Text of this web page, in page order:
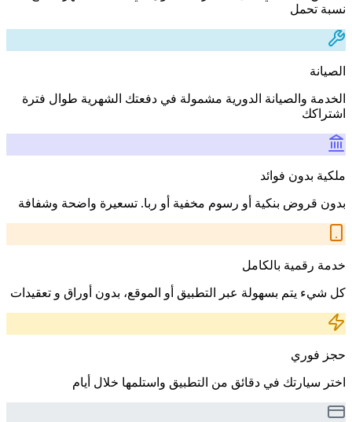
نسبة تحمل
الصيانة
الخدمة والصيانة الدورية مشمولة في دفعتك الشهرية طوال فترة
اشتراكك
ملكية بدون فوائد
بدون قروض بنكية أو رسوم مخفية أو ربا. تسعيرة واضحة وشفافة
خدمة رقمية بالكامل
كل شيء يتم بسهولة عبر التطبيق أو الموقع، بدون أوراق و تعقيدات
حجز فوري
اختر سيارتك في دقائق من التطبيق واستلمها خلال أيام